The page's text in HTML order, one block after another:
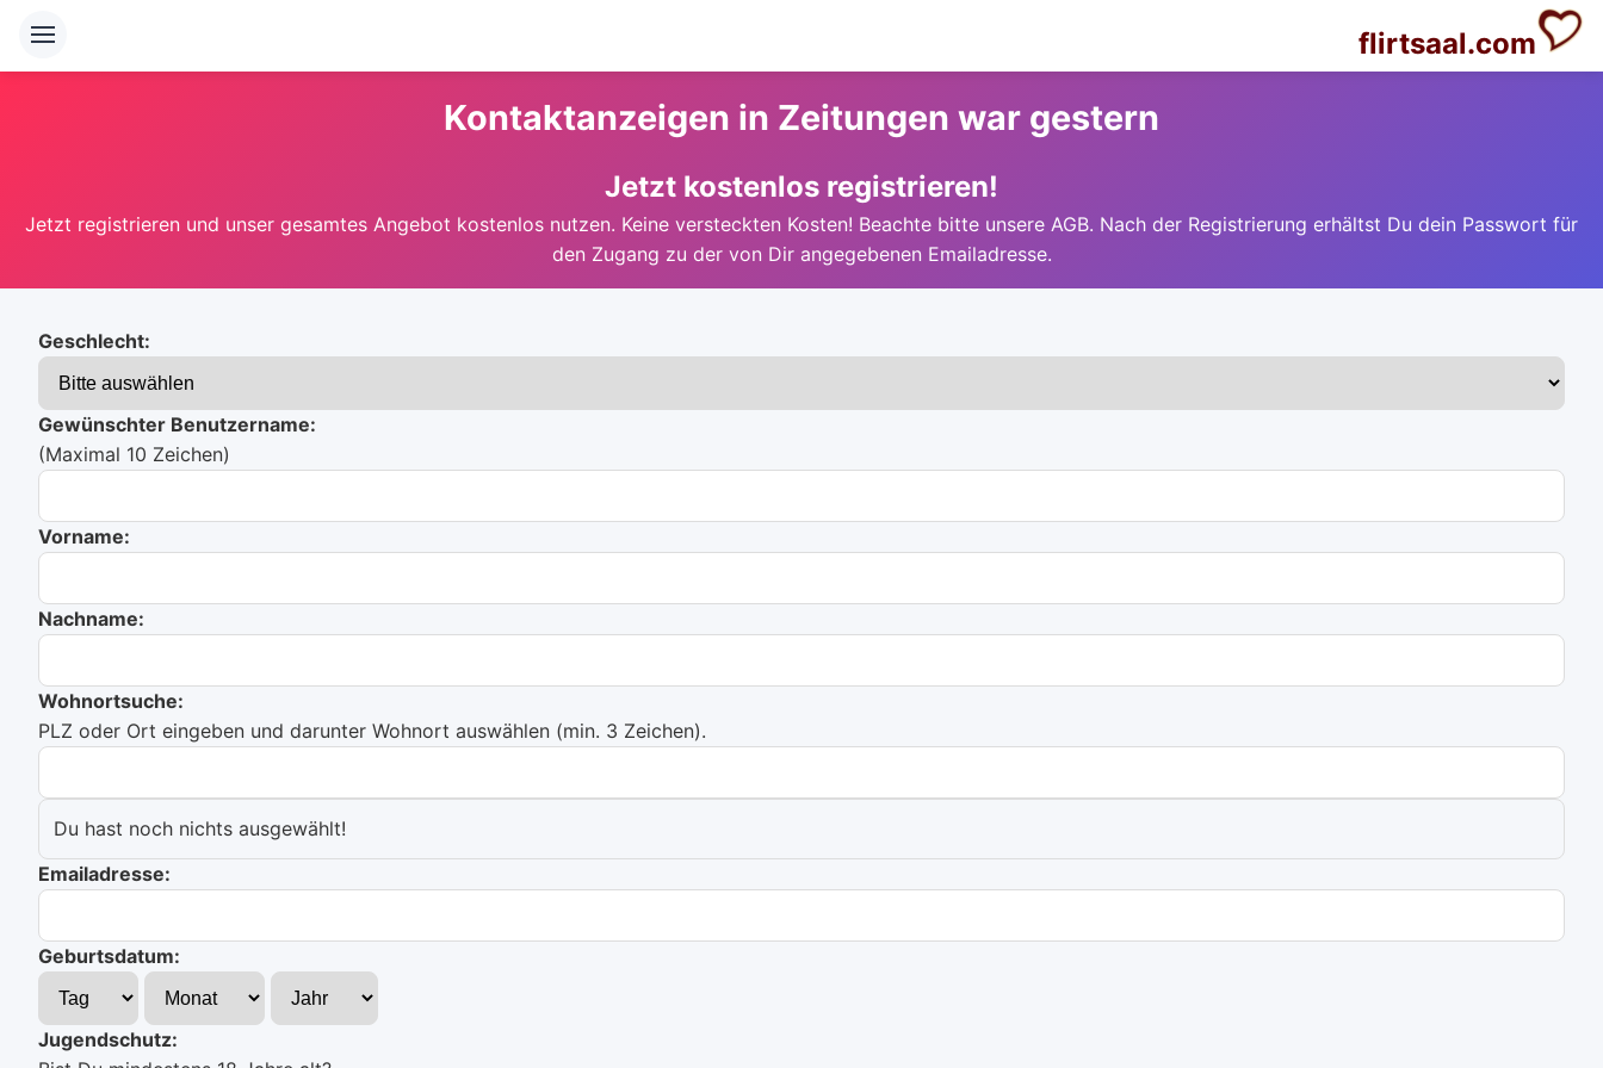
flirtsaal.com
Kontaktanzeigen in Zeitungen war gestern
Jetzt kostenlos registrieren!
Jetzt registrieren und unser gesamtes Angebot kostenlos nutzen. Keine versteckten Kosten! Beachte bitte unsere AGB. Nach der Registrierung erhältst Du dein Passwort für
den Zugang zu der von Dir angegebenen Emailadresse.
Geschlecht:
Gewünschter Benutzername:
(Maximal 10 Zeichen)
Vorname:
Nachname:
Wohnortsuche:
PLZ oder Ort eingeben und darunter Wohnort auswählen (min. 3 Zeichen).
Du hast noch nichts ausgewählt!
Emailadresse:
Geburtsdatum:
Jugendschutz: